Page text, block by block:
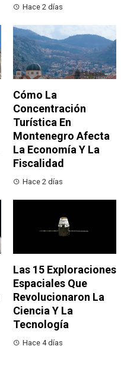
Hace 2 días
Cómo La
Concentración
Turística En
Montenegro Afecta
La Economía Y La
Fiscalidad
Hace 2 días
Las 15 Exploraciones
Espaciales Que
Revolucionaron La
Ciencia Y La
Tecnología
Hace 4 días